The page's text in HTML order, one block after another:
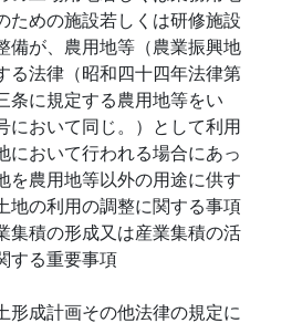
ための施設若しくは研修施設
備が、農用地等（農業振興地
る法律（昭和四十四年法律第
条に規定する農用地等をい
において同じ。）として利用
において行われる場合にあっ
を農用地等以外の用途に供す
地の利用の調整に関する事項
集積の形成又は産業集積の活
する重要事項
形成計画その他法律の規定に